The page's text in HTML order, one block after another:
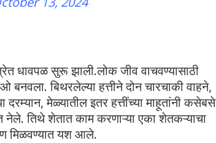
धावपळ सुरू झाली.लोक जीव वाचवण्यासाठी
बिथरलेल्या हत्तीने दोन चारचाकी वाहने,
मेळ्यातील इतर हत्तींच्या माहूतांनी कसेबसे
नेले. तिथे शेतात काम करणाऱ्या एका शेतकऱ्याचा
मिळवण्यात यश आले.